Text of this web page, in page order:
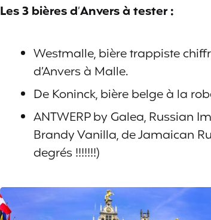
Les 3 bières d‘Anvers à tester :
Westmalle, bière trappiste
d’Anvers à Malle.
De Koninck, bière belge à la
ANTWERP by Galea, Russian
Brandy Vanilla, de Jamaican
degrés !!!!!!!)